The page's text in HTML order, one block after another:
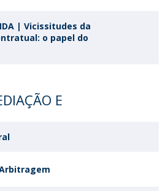
| Vicissitudes da
o papel do
E